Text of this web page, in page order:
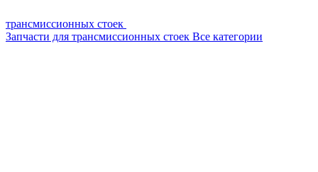
трансмиссионных стоек
Запчасти для трансмиссионных стоек Все категории